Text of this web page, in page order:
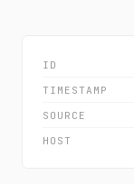
ID
TIMESTAMP
SOURCE
HOST